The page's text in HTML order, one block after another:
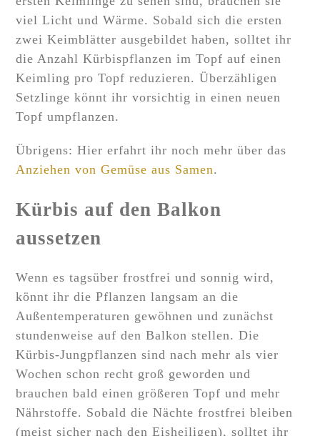
viel Licht und Wärme. Sobald sich die ersten
zwei Keimblätter ausgebildet haben, solltet ihr
die Anzahl Kürbispflanzen im Topf auf einen
Keimling pro Topf reduzieren. Überzähligen
Setzlinge könnt ihr vorsichtig in einen neuen
Topf umpflanzen.
Übrigens: Hier erfahrt ihr noch mehr über das
Anziehen von Gemüse aus Samen.
Kürbis auf den Balkon
aussetzen
Wenn es tagsüber frostfrei und sonnig wird,
könnt ihr die Pflanzen langsam an die
Außentemperaturen gewöhnen und zunächst
stundenweise auf den Balkon stellen. Die
Kürbis-Jungpflanzen sind nach mehr als vier
Wochen schon recht groß geworden und
brauchen bald einen größeren Topf und mehr
Nährstoffe. Sobald die Nächte frostfrei bleiben
(meist sicher nach den Eisheiligen), solltet ihr